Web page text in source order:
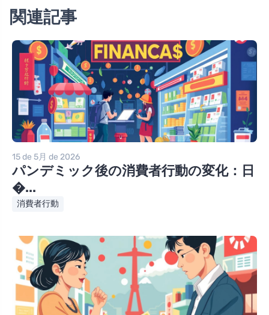
関連記事
15 de 5月 de 2026
パンデミック後の消費者行動の変化：日
�...
消費者行動